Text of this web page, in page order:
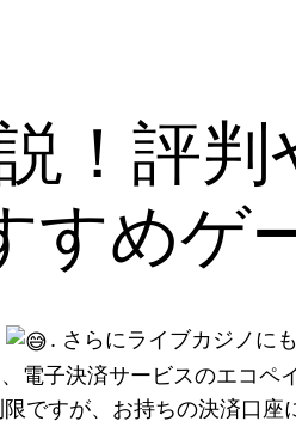
！評
すめゲ
. さらにライブカジノに
子決済サービスのエコペ
ですが、お持ちの決済口